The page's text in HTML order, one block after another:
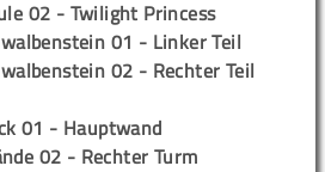
02 - Twilight Princess
01 - Linker Teil
02 - Rechter Teil
01 - Hauptwand
02 - Rechter Turm